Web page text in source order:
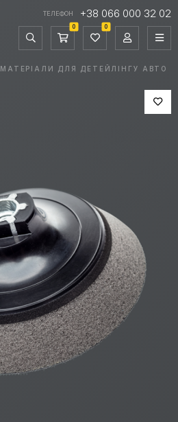
ТЕЛЕФОН +38 066 000 32 02
0 0
МАТЕРІАЛИ ДЛЯ ДЕТЕЙЛІНГУ АВТО